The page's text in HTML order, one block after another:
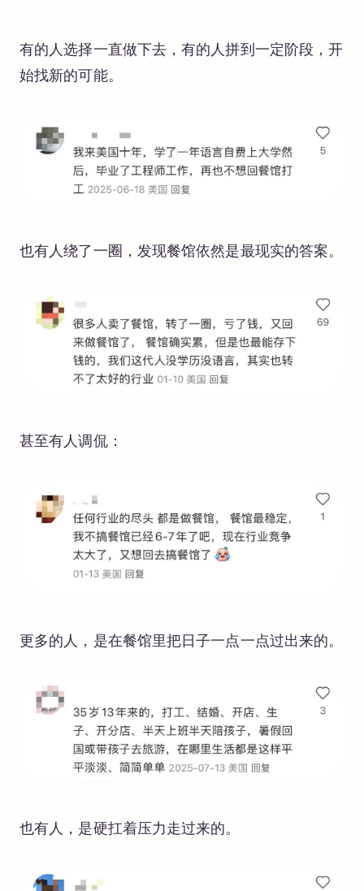
有的人选择一直做下去，有的人拼到一定阶段，开
始找新的可能。
也有人绕了一圈，发现餐馆依然是最现实的答案。
甚至有人调侃：
更多的人，是在餐馆里把日子一点一点过出来的。
也有人，是硬扛着压力走过来的。